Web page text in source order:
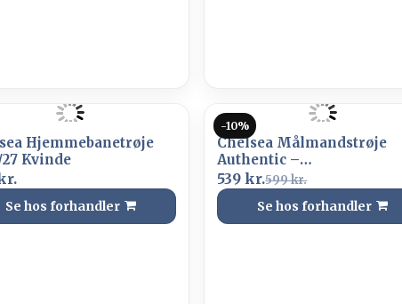
Hjemmebanetrøje
27 Kvinde
Se hos forhandler
-10%
Chelsea Målmandstrøje
Authentic –
Grå/Orange/Blå/Hvid
539 kr.599 kr.
Se hos forhandler